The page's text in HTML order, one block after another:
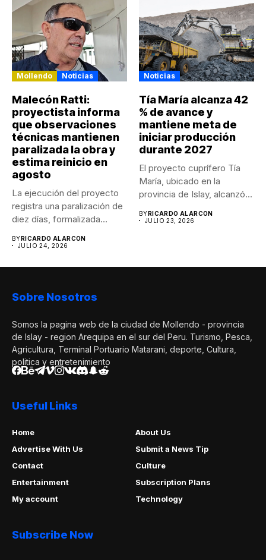
Mollendo Noticias
Malecón Ratti:
proyectista informa
que observaciones
técnicas mantienen
paralizada la obra y
estima reinicio en
agosto
La ejecución del proyecto
registra una paralización de
diez días, formalizada
BYRICARDO ALARCON
JULIO 24, 2026
Noticias
Tía María alcanza 42
% de avance y
mantiene meta de
iniciar producción
durante 2027
El proyecto cuprífero Tía
María, ubicado en la
provincia de Islay, alcanzó...
BYRICARDO ALARCON
JULIO 23, 2026
Sobre Nosotros
Somos la pagina web de la ciudad de Mollendo - provincia
de Islay - region Arequipa en el sur del Peru. Turismo, Pesca,
Agricultura, Terminal Portuario Matarani, deporte, Cultura,
politica y entretenimiento
Useful Links
Home
About Us
Advertise With Us
Submit a News Tip
Contact
Culture
Entertainment
Subscription Plans
My account
Technology
Subscribe Now